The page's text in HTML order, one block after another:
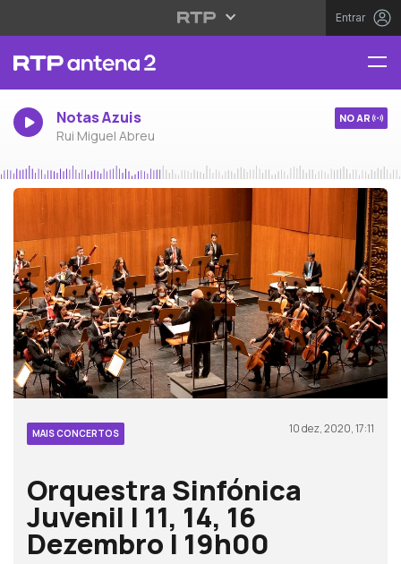
Entrar
Notas Azuis
Rui Miguel Abreu
NO AR
MAIS CONCERTOS 10 dez, 2020, 17:11
Orquestra Sinfónica
Juvenil | 11, 14, 16
Dezembro | 19h00